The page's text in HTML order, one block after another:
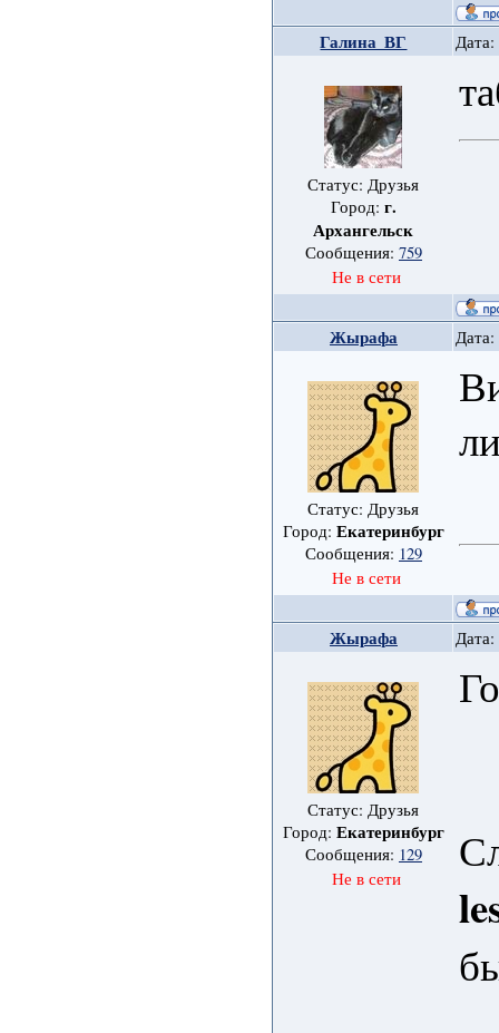
Галина_ВГ
Статус: Друзья
Город: г.
Архангельск
Сообщения: 759
Не в сети
Жырафа
Статус: Друзья
Город: Екатеринбург
Сообщения: 129
Не в сети
Жырафа
Статус: Друзья
Город: Екатеринбург
Сообщения: 129
Не в сети